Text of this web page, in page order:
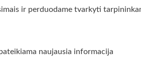
ir perduodame tvarkyti
naujausia informacija